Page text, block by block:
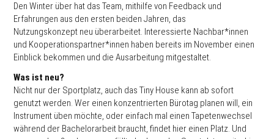
Den Winter über hat das Team, mithilfe von Feedback und
Erfahrungen aus den ersten beiden Jahren, das
Nutzungskonzept neu überarbeitet. Interessierte Nachbar*innen
und Kooperationspartner*innen haben bereits im November einen
Einblick bekommen und die Ausarbeitung mitgestaltet.
Was ist neu?
Nicht nur der Sportplatz, auch das Tiny House kann ab sofort
genutzt werden. Wer einen konzentrierten Bürotag planen will, ein
Instrument üben möchte, oder einfach mal einen Tapetenwechsel
während der Bachelorarbeit braucht, findet hier einen Platz. Und